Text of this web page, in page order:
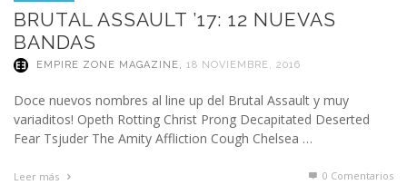
BRUTAL ASSAULT ’17: 12 NUEVAS
BANDAS
EMPIRE ZONE MAGAZINE, 18 NOVIEMBRE, 2016
Doce nuevos nombres al line up del Brutal Assault y muy
variaditos! Opeth Rotting Christ Prong Decapitated Deserted
Fear Tsjuder The Amity Affliction Cough Chelsea …
Leer más 0 Comentarios